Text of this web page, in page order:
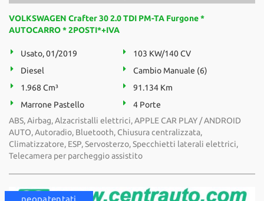
VOLKSWAGEN Crafter 30 2.0 TDI PM-TA Furgone *
AUTOCARRO * 2POSTI*+IVA
Usato, 01/2019
103 KW/140 CV
Diesel
Cambio Manuale (6)
1.968 Cm³
91.134 Km
Marrone Pastello
4 Porte
ABS, Airbag, Alzacristalli elettrici, APPLE CAR PLAY / ANDROID
AUTO, Autoradio, Bluetooth, Chiusura centralizzata,
Climatizzatore, ESP, Servosterzo, Specchietti laterali elettrici,
Telecamera per parcheggio assistito
neopatentati